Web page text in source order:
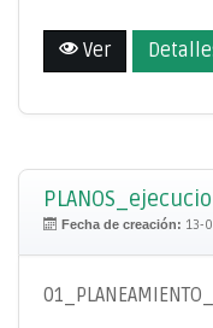
Ver
Fecha de creación: 13-